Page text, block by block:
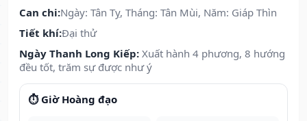
Can chi:Ngày: Tân Tỵ, Tháng: Tân Mùi, Năm: Giáp Thìn
Tiết khí:Đại thử
Ngày Thanh Long Kiếp: Xuất hành 4 phương, 8 hướng
đều tốt, trăm sự được như ý
⏱️ Giờ Hoàng đạo